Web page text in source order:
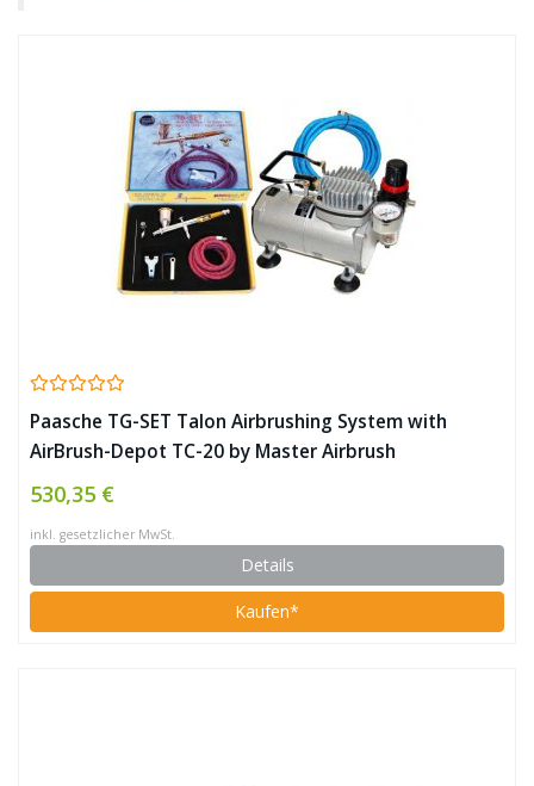
Paasche TG-SET Talon Airbrushing System with
AirBrush-Depot TC-20 by Master Airbrush
530,35 €
inkl. gesetzlicher MwSt.
Details
Kaufen*